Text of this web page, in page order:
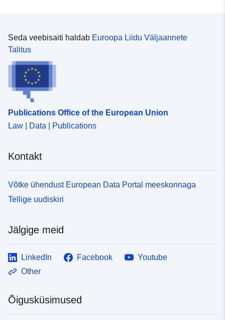
Seda veebisaiti haldab Euroopa Liidu Väljaannete
Talitus
Publications Office of the European Union
Law | Data | Publications
Kontakt
Võtke ühendust European Data Portal meeskonnaga
Tellige uudiskiri
Jälgige meid
LinkedIn Facebook
Youtube
Other
Õigusküsimused